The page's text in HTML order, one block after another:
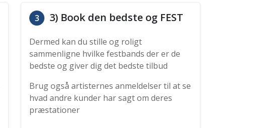
3 3) Book den bedste og FEST
Dermed kan du stille og roligt
sammenligne hvilke festbands der er de
bedste og giver dig det bedste tilbud
Brug også artisternes anmeldelser til at se
hvad andre kunder har sagt om deres
præstationer